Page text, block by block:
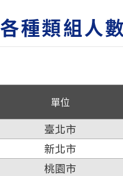
各種類組人
單位
臺北市
新北市
桃園市